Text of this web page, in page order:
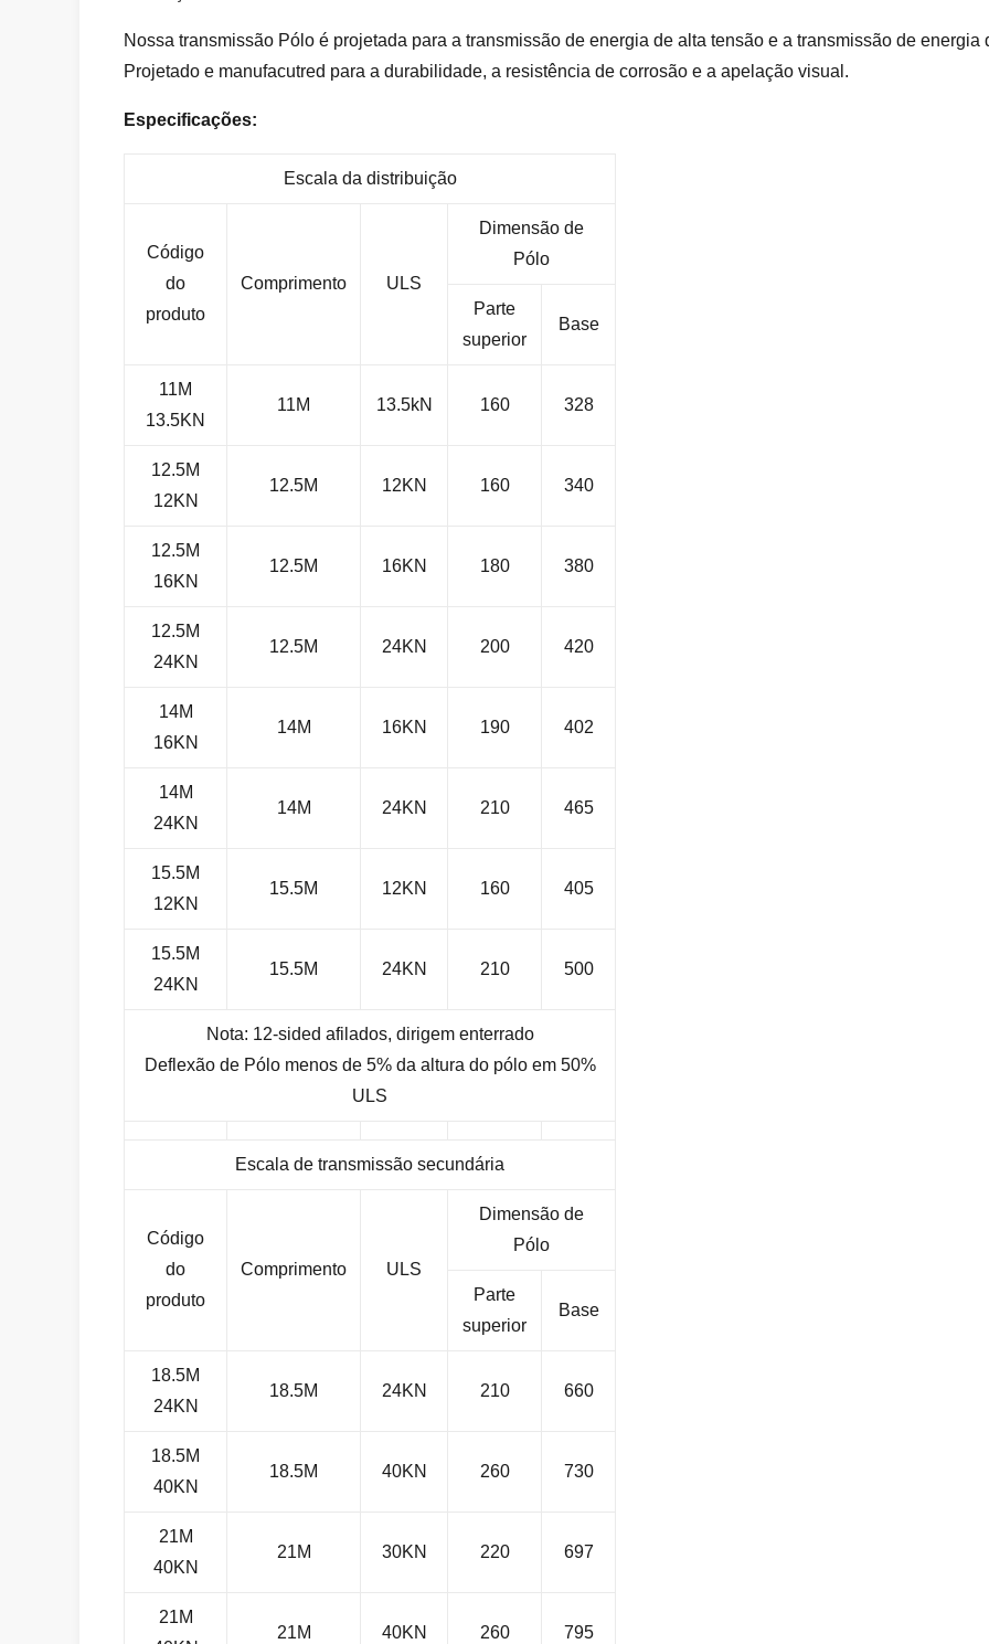
Nossa transmissão Pólo é projetada para a transmissão de energia de alta tensão e a transmissão de energia
Projetado e manufacutred para a durabilidade, a resistência de corrosão e a apelação visual.
Especificações:
Escala da distribuição
Código
do
produto
Comprimento ULS
Dimensão de
Pólo
Parte
superior
Base
11M
13.5KN
11M 13.5kN 160 328
12.5M
12KN
12.5M 12KN 160 340
12.5M
16KN
12.5M 16KN 180 380
12.5M
24KN
12.5M 24KN 200 420
14M
16KN
14M 16KN 190 402
14M
24KN
14M 24KN 210 465
15.5M
12KN
15.5M 12KN 160 405
15.5M
24KN
15.5M 24KN 210 500
Nota: 12-sided afilados, dirigem enterrado
Deflexão de Pólo menos de 5% da altura do pólo em 50%
ULS
Escala de transmissão secundária
Código
do
produto
Comprimento ULS
Dimensão de
Pólo
Parte
superior
Base
18.5M
24KN
18.5M 24KN 210 660
18.5M
40KN
18.5M 40KN 260 730
21M
40KN
21M 30KN 220 697
21M
21M 40KN 260 795